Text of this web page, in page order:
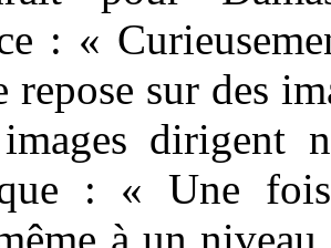
: «
repose sur des
dirigent
: « Une